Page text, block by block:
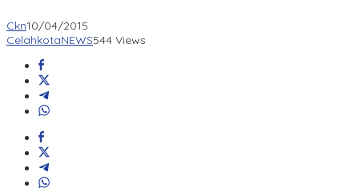
Ckn10/04/2015
CelahkotaNEWS544 Views